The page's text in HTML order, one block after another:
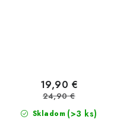
Skladom (>3 ks)
19,90 €
24,90 €